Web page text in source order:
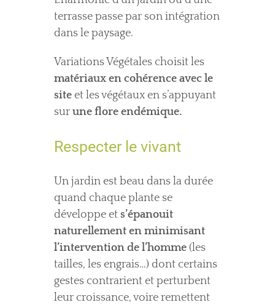
terrasse passe par son intégration
dans le paysage.
Variations Végétales choisit les
matériaux en cohérence avec le
site et les végétaux en s’appuyant
surune flore endémique.
Respecter le vivant
Un jardin est beau dans la durée
quand chaque plante se
développe et s’épanouit
naturellement en minimisant
l’intervention de l’homme (les
tailles, les engrais…) dont certains
gestes contrarient et perturbent
leur croissance, voire remettent